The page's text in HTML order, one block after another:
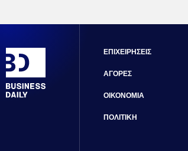
ΕΠΙΧΕΙΡΗΣΕΙΣ
ΑΓΟΡΕΣ
ΟΙΚΟΝΟΜΙΑ
ΠΟΛΙΤΙΚΗ